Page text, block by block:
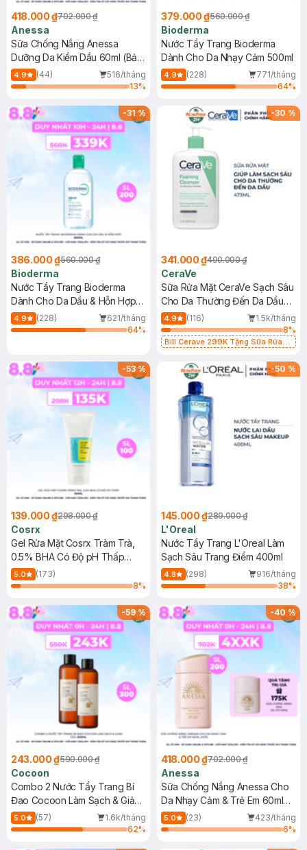
418.000 ₫702.000 ₫
Anessa
Sữa Chống Nắng Anessa
Dưỡng Da Kiềm Dầu 60ml (Bản
Mới)
4.9 (44)
516/tháng
13%
379.000 ₫560.000 ₫
Bioderma
Nước Tẩy Trang Bioderma
Dành Cho Da Nhạy Cảm 500ml
4.9 (228)
771/tháng
64%
-31%
386.000 ₫560.000 ₫
Bioderma
Nước Tẩy Trang Bioderma
Dành Cho Da Dầu & Hỗn Hợp
500ml
4.9 (228)
621/tháng
64%
-30 %
341.000 ₫490.000 ₫
CeraVe
Sữa Rửa Mặt CeraVe Sạch Sâu
Cho Da Thường Đến Da Dầu
473ml
4.9 (116)
1.5k/tháng
8%
Bill Cerave 299K Tặng Sữa Rửa
-53%
139.000 ₫298.000 ₫
Cosrx
Gel Rửa Mặt Cosrx Tràm Trà,
0.5% BHA Có Độ pH Thấp
150ml
5.0
(173)
8%
-50 %
145.000 ₫289.000 ₫
L'Oreal
Nước Tẩy Trang L'Oreal Làm
Sạch Sâu Trang Điểm 400ml
4.8 (298)
916/tháng
38%
-59%
243.000 ₫590.000 ₫
Cocoon
Combo 2 Nước Tẩy Trang Bí
Đao Cocoon Làm Sạch & Giảm
Dầu 500ml
5.0 (57)
1.6k/tháng
62%
-40%
418.000 ₫702.000 ₫
Anessa
Sữa Chống Nắng Anessa Cho
Da Nhạy Cảm & Trẻ Em 60ml
(Mới)
5.0 (23)
423/tháng
6%